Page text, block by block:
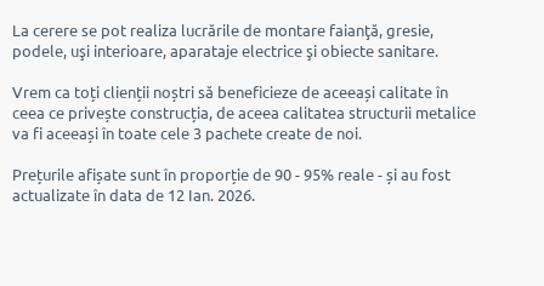
La cerere se pot realiza lucrările de montare faianţă, gresie,
podele, uşi interioare, aparataje electrice şi obiecte sanitare.
Vrem ca toți clienții noștri să beneficieze de aceeași calitate în
ceea ce privește construcția, de aceea calitatea structurii metalice
va fi aceeași în toate cele 3 pachete create de noi.
Prețurile afișate sunt în proporție de 90 - 95% reale - și au fost
actualizate în data de 12 Ian. 2026.